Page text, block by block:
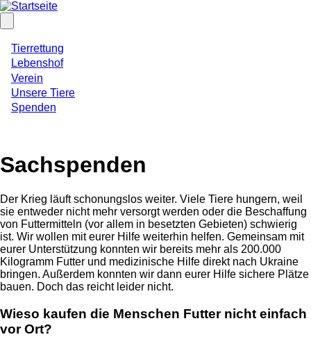
Direkt
zum
Inhalt
Hauptnavigation
Tierrettung
Lebenshof
Verein
Unsere Tiere
Spenden
Sachspenden
Der Krieg läuft schonungslos weiter. Viele Tiere hungern, weil
sie entweder nicht mehr versorgt werden oder die Beschaffung
von Futtermitteln (vor allem in besetzten Gebieten) schwierig
ist. Wir wollen mit eurer Hilfe weiterhin helfen. Gemeinsam mit
eurer Unterstützung konnten wir bereits mehr als 200.000
Kilogramm Futter und medizinische Hilfe direkt nach Ukraine
bringen. Außerdem konnten wir dann eurer Hilfe sichere Plätze
bauen. Doch das reicht leider nicht.
Wieso kaufen die Menschen Futter nicht einfach
vor Ort?